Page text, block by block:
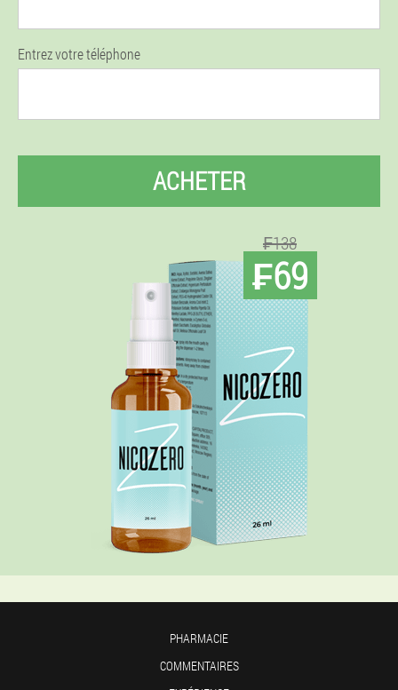
Entrez votre téléphone
ACHETER
₣138
₣69
PHARMACIE
COMMENTAIRES